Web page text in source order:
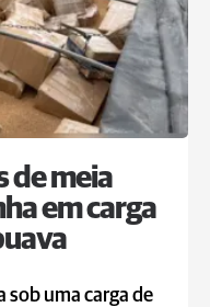
de meia
em carga
sob uma carga de